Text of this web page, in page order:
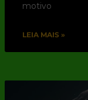
motivo
LEIA MAIS »